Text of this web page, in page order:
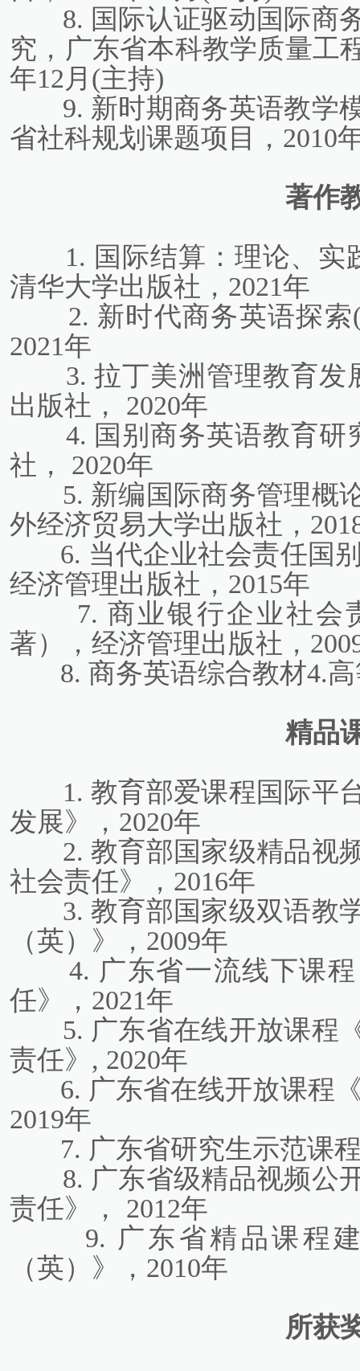
8. 国际认证驱动国际商
究，广东省本科教学质量工
年12月(主持)
9. 新时期商务英语教学
省社科规划课题项目，2010
著作
1. 国际结算：理论、
清华大学出版社，2021年
2. 新时代商务英语探
2021年
3. 拉丁美洲管理教育
出版社， 2020年
4. 国别商务英语教育
社， 2020年
5. 新编国际商务管理概
外经济贸易大学出版社，
6. 当代企业社会责任国
经济管理出版社，2015年
7. 商业银行企业社会
著），经济管理出版社，
8. 商务英语综合教材4.
精品
1. 教育部爱课程国际平
发展》，2020年
2. 教育部国家级精品视
社会责任》，2016年
3. 教育部国家级双语教
（英）》，2009年
4. 广东省一流线下课
任》，2021年
5. 广东省在线开放课程
责任》, 2020年
6. 广东省在线开放课程
2019年
7. 广东省研究生示范课
8. 广东省级精品视频公
责任》， 2012年
9. 广东省精品课程
（英）》，2010年
所获